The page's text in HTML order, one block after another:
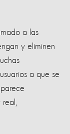
a las
y eliminen
a que se